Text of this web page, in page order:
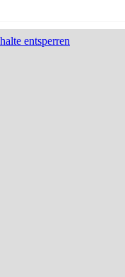
entsperren